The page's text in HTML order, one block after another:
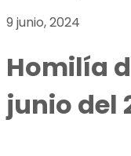
9 junio, 2024
Homilía
junio del